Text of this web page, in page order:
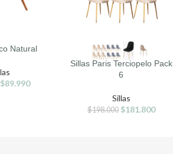
Natural
$89.990
SELECCIONAR OPCIONES
Sillas Paris Terciopelo Pack
6
Sillas
$198.000 $181.800